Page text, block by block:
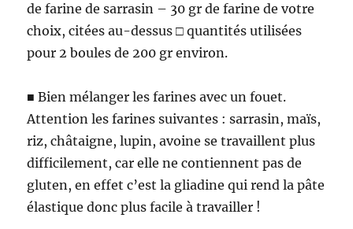
de farine de sarrasin – 30 gr de farine de votre
choix, citées au-dessus □ quantités utilisées
pour 2 boules de 200 gr environ.
■ Bien mélanger les farines avec un fouet.
Attention les farines suivantes : sarrasin, maïs,
riz, châtaigne, lupin, avoine se travaillent plus
difficilement, car elle ne contiennent pas de
gluten, en effet c’est la gliadine qui rend la pâte
élastique donc plus facile à travailler !